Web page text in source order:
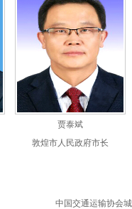
贾泰斌
敦煌市人民政府市长
中国交通运输协会